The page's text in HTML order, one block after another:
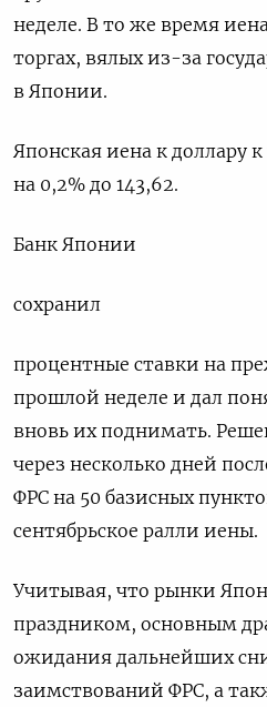
неделе. В то же время
торгах, вялых из-за
в Японии.
Японская иена к доллару
на 0,2%​ до 143,62.
Банк Японии
сохранил
процентные ставки на
прошлой неделе и дал
вновь их поднимать.
через несколько дней
ФРС на 50 базисных
сентябрьское ралли иены.
Учитывая, что рынки
праздником, основным
ожидания дальнейших
заимствований ФРС, а